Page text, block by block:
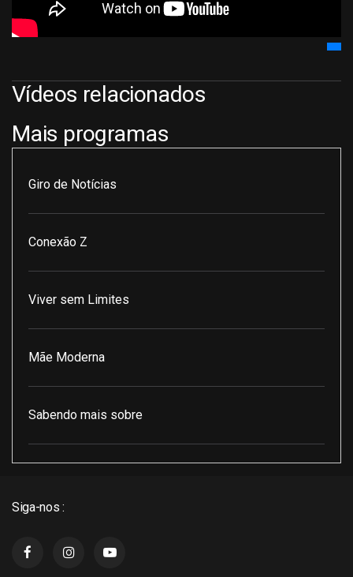
Vídeos relacionados
Mais programas
Giro de Notícias
Conexão Z
Viver sem Limites
Mãe Moderna
Sabendo mais sobre
Siga-nos :